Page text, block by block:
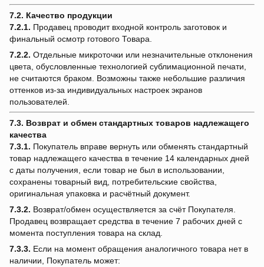
7.2. Качество продукции
7.2.1. Продавец проводит входной контроль заготовок и
финальный осмотр готового Товара.
7.2.2. Отдельные микроточки или незначительные отклонения
цвета, обусловленные технологией сублимационной печати,
не считаются браком. Возможны также небольшие различия
оттенков из-за индивидуальных настроек экранов
пользователей.
7.3. Возврат и обмен стандартных товаров надлежащего
качества
7.3.1. Покупатель вправе вернуть или обменять стандартный
товар надлежащего качества в течение 14 календарных дней
с даты получения, если товар не был в использовании,
сохранены товарный вид, потребительские свойства,
оригинальная упаковка и расчётный документ.
7.3.2. Возврат/обмен осуществляется за счёт Покупателя.
Продавец возвращает средства в течение 7 рабочих дней с
момента поступления товара на склад.
7.3.3. Если на момент обращения аналогичного товара нет в
наличии, Покупатель может: